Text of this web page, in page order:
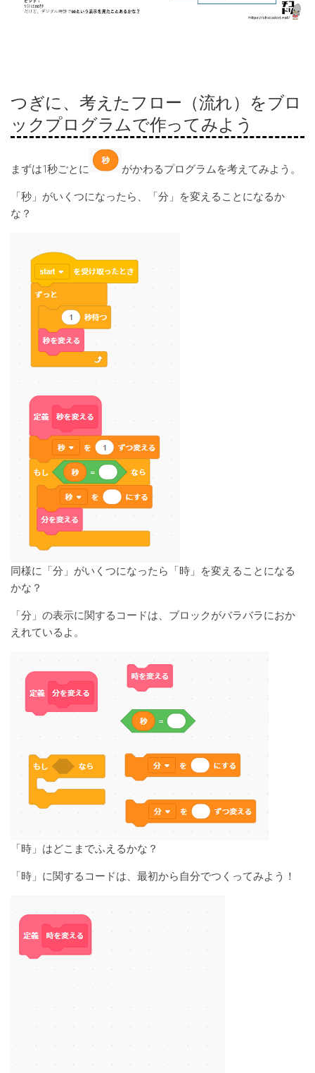
つぎに、考えたフロー（流れ）をブロ
ックプログラムで作ってみよう
まずは1秒ごとに がかわるプログラムを考えてみよう。
「秒」がいくつになったら、「分」を変えることになるか
な？
同様に「分」がいくつになったら「時」を変えることになる
かな？
「分」の表示に関するコードは、ブロックがバラバラにおか
えれているよ。
「時」はどこまでふえるかな？
「時」に関するコードは、最初から自分でつくってみよう！